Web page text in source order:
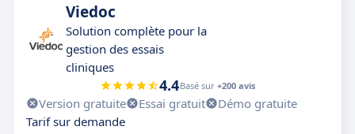
Viedoc
Solution complète pour la
gestion des essais
cliniques
4.4Basé sur +200 avis
Version gratuite Essai gratuit
Démo gratuite
Tarif sur demande